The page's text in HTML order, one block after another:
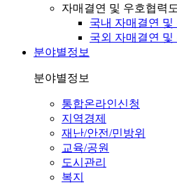
자매결연 및 우호협력
국내 자매결연 및
국외 자매결연 및
분야별정보
분야별정보
통합온라인신청
지역경제
재난/안전/민방위
교육/공원
도시관리
복지